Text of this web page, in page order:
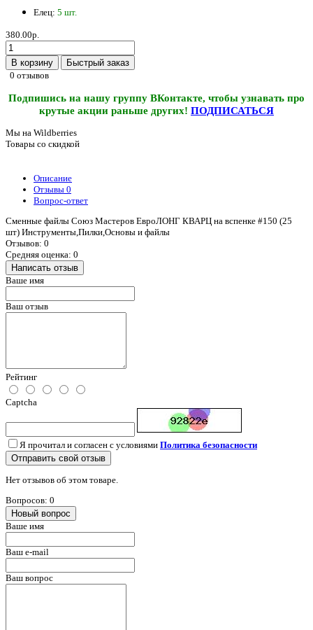
Елец: 5 шт.
380.00р.
В корзину
Быстрый заказ
0 отзывов
Подпишись на нашу группу ВКонтакте, чтобы узнавать про
крутые акции раньше других! ПОДПИСАТЬСЯ
Мы на Wildberries
Товары со скидкой
Описание
Отзывы 0
Вопрос-ответ
Сменные файлы Союз Мастеров ЕвроЛОНГ КВАРЦ на вспенке #150 (25
шт) Инструменты,Пилки,Основы и файлы
Отзывов: 0
Средняя оценка: 0
Написать отзыв
Ваше имя
Ваш отзыв
Рейтинг
Captcha
Я прочитал и согласен с условиями Политика безопасности
Отправить свой отзыв
Нет отзывов об этом товаре.
Вопросов: 0
Новый вопрос
Ваше имя
Ваш e-mail
Ваш вопрос